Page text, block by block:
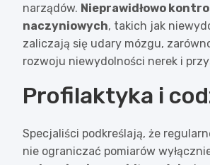
narządów. Nieprawidłowo
naczyniowych, takich jak
zaliczają się udary mózgu,
rozwoju niewydolności nerek i
Profilaktyka i
Specjaliści podkreślają, że
nie ograniczać pomiarów